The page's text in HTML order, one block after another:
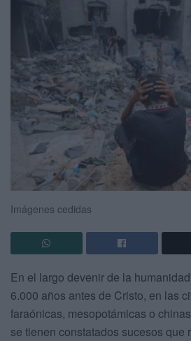
Imágenes cedidas
En el largo devenir de la
6.000 años antes de Cristo, en las
faraónicas, mesopotámicas o
se tienen constatados sucesos que